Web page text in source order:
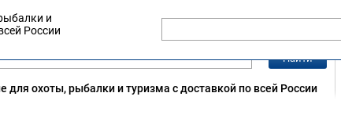
Найти
для охоты, рыбалки и туризма с доставкой по всей России
и
России